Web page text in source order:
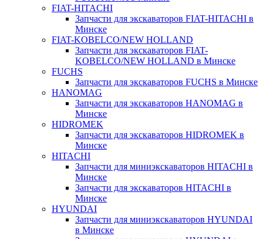
FIAT-HITACHI
Запчасти для экскаваторов FIAT-HITACHI в
Минске
FIAT-KOBELCO/NEW HOLLAND
Запчасти для экскаваторов FIAT-
KOBELCO/NEW HOLLAND в Минске
FUCHS
Запчасти для экскаваторов FUCHS в Минске
HANOMAG
Запчасти для экскаваторов HANOMAG в
Минске
HIDROMEK
Запчасти для экскаваторов HIDROMEK в
Минске
HITACHI
Запчасти для миниэкскаваторов HITACHI в
Минске
Запчасти для экскаваторов HITACHI в
Минске
HYUNDAI
Запчасти для миниэкскаваторов HYUNDAI
в Минске